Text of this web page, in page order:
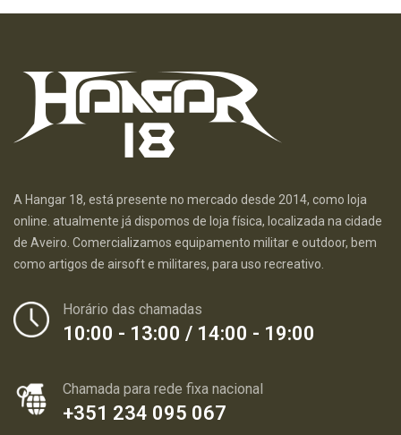
A Hangar 18, está presente no mercado desde 2014, como loja
online. atualmente já dispomos de loja física, localizada na cidade
de Aveiro. Comercializamos equipamento militar e outdoor, bem
como artigos de airsoft e militares, para uso recreativo.
Horário das chamadas
10:00 - 13:00 / 14:00 - 19:00
Chamada para rede fixa nacional
+351 234 095 067